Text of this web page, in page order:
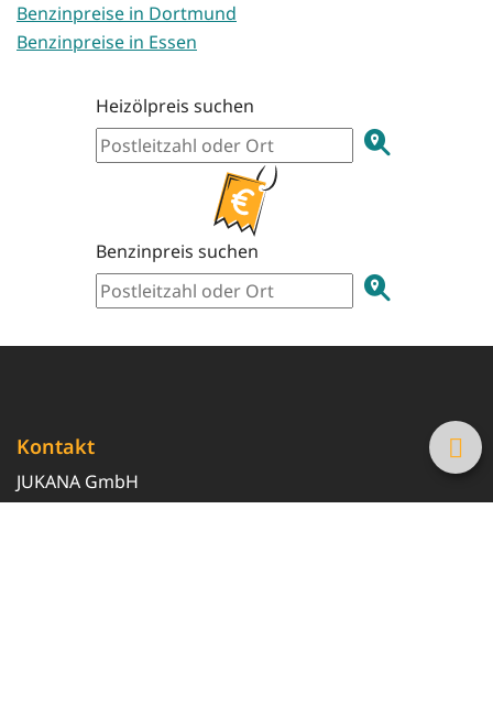
Benzinpreise in Dortmund
Benzinpreise in Essen
Heizölpreis suchen
Benzinpreis suchen
Kontakt
JUKANA GmbH